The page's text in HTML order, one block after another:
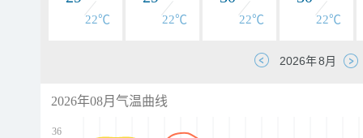
22℃ 22℃ 22℃ 22℃
2026年08月气温曲线
36